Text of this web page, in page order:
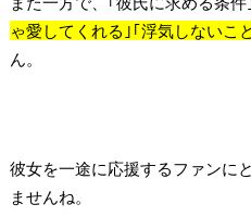
ゃ愛してくれる｣｢浮気しないこ
ん。
彼女を一途に応援するファンに
ませんね。